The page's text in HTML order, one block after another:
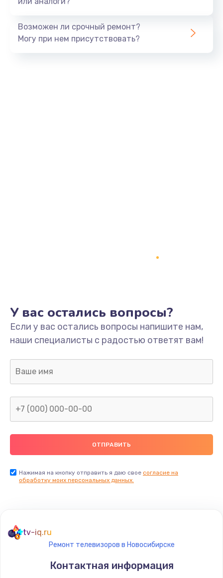
550 руб.
Не включается
1400 руб.
Заказать
800 руб.
400 руб.
Не реагирует на кнопки
Не сопряжается с устройством
Возможен ли срочный ремонт?
Могу при нем присутствовать?
У вас остались вопросы?
Если у вас остались вопросы напишите нам,
наши специалисты с радостью ответят вам!
Нажимая на кнопку отправить я даю свое согласие на
обработку моих персональных данных.
tv-iq.ru
Ремонт телевизоров в Новосибирске
Контактная информация